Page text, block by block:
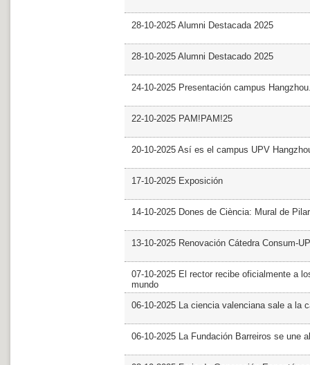
28-10-2025 Alumni Destacada 2025
28-10-2025 Alumni Destacado 2025
24-10-2025 Presentación campus
22-10-2025 PAM!PAM!25
20-10-2025 Así es el campus UPV
17-10-2025 Exposición
14-10-2025 Dones de Ciència: Mural de
13-10-2025 Renovación Cátedra Consum-
07-10-2025 El rector recibe oficialmente a
mundo
06-10-2025 La ciencia valenciana sale a la
06-10-2025 La Fundación Barreiros se une